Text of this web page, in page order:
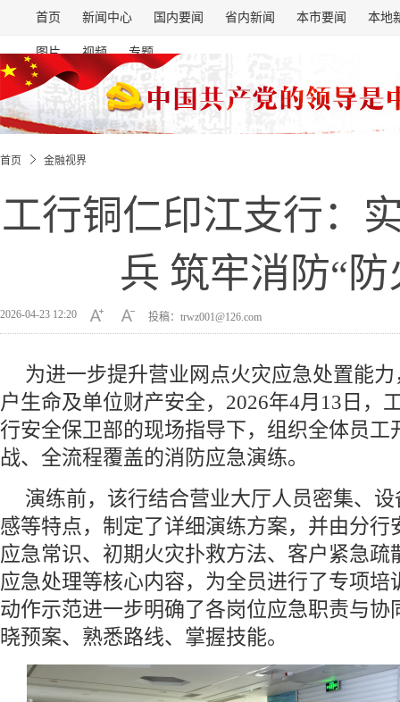
首页 新闻中心 国内要闻 省内新闻 本市要闻 本地
图片 视频 专题
首页 金融视界
工行铜仁印江支行：
兵 筑牢消防“防
2026-04-23 12:20 投稿：trwz001@126.com
为进一步提升营业网点火灾应急处置能
户生命及单位财产安全，2026年4月13日，
行安全保卫部的现场指导下，组织全体员工
战、全流程覆盖的消防应急演练。
演练前，该行结合营业大厅人员密集、
感等特点，制定了详细演练方案，并由分行
应急常识、初期火灾扑救方法、客户紧急疏
应急处理等核心内容，为全员进行了专项培
动作示范进一步明确了各岗位应急职责与协
晓预案、熟悉路线、掌握技能。